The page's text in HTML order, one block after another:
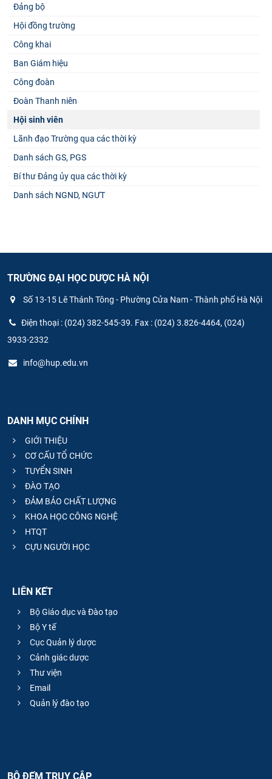
Đảng bộ
Hội đồng trường
Công khai
Ban Giám hiệu
Công đoàn
Đoàn Thanh niên
Hội sinh viên
Lãnh đạo Trường qua các thời kỳ
Danh sách GS, PGS
Bí thư Đảng ủy qua các thời kỳ
Danh sách NGND, NGƯT
TRƯỜNG ĐẠI HỌC DƯỢC HÀ NỘI
Số 13-15 Lê Thánh Tông - Phường Cửa Nam - Thành phố Hà Nội
Điện thoại : (024) 382-545-39. Fax : (024) 3.826-4464, (024)
3933-2332
info@hup.edu.vn
DANH MỤC CHÍNH
GIỚI THIỆU
CƠ CẤU TỔ CHỨC
TUYỂN SINH
ĐÀO TẠO
ĐẢM BẢO CHẤT LƯỢNG
KHOA HỌC CÔNG NGHỆ
HTQT
CỰU NGƯỜI HỌC
LIÊN KẾT
Bộ Giáo dục và Đào tạo
Bộ Y tế
Cục Quản lý dược
Cảnh giác dược
Thư viện
Email
Quản lý đào tạo
BỘ ĐẾM TRUY CẬP